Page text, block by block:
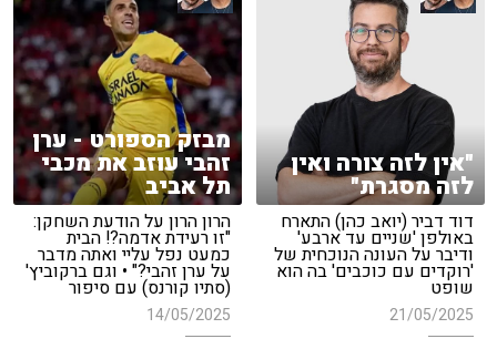
"אין לזה צורה ואין
לזה מסגרת"
דוד דביר (יואב כהן) התארח
באולפן 'שניים עד ארבע'
ודיבר על העונה הנוכחית של
'רוקדים עם כוכבים' בה הוא
שופט
21/05/2025
מבזק הספורט - ערן
זהבי עוזב את מכבי
תל אביב
הרון הרון על הודעת השחקן:
"זו רעידת אדמה?! הבית
כמעט נפל עליי ואתה מדבר
על ערן זהבי?" • וגם ברקוביץ'
(סתיו קורנס) עם סיפור
14/05/2025